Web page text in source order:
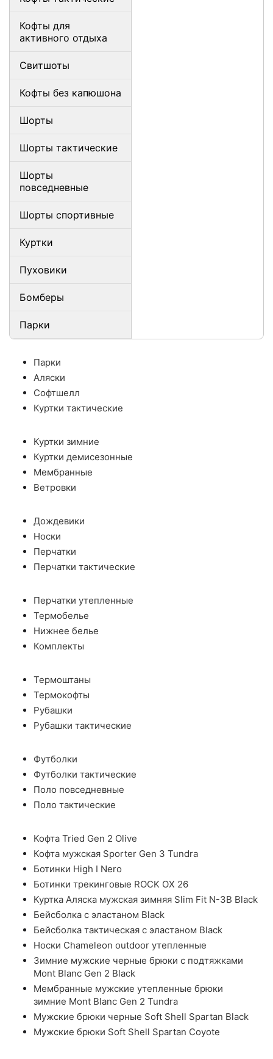
Кофты для
активного отдыха
Свитшоты
Кофты без капюшона
Шорты
Шорты тактические
Шорты
повседневные
Шорты спортивные
Куртки
Пуховики
Бомберы
Парки
Парки
Аляски
Софтшелл
Куртки тактические
Куртки зимние
Куртки демисезонные
Мембранные
Ветровки
Дождевики
Носки
Перчатки
Перчатки тактические
Перчатки утепленные
Термобелье
Нижнее белье
Комплекты
Термоштаны
Термокофты
Рубашки
Рубашки тактические
Футболки
Футболки тактические
Поло повседневные
Поло тактические
Кофта Tried Gen 2 Olive
Кофта мужская Sporter Gen 3 Tundra
Ботинки High I Nero
Ботинки трекинговые ROCK OX 26
Куртка Аляска мужская зимняя Slim Fit N-3B Black
Бейсболка с эластаном Black
Бейсболка тактическая с эластаном Black
Носки Chameleon outdoor утепленные
Зимние мужские черные брюки с подтяжками
Mont Blanc Gen 2 Black
Мембранные мужские утепленные брюки
зимние Mont Blanc Gen 2 Tundra
Мужские брюки черные Soft Shell Spartan Black
Мужские брюки Soft Shell Spartan Coyote